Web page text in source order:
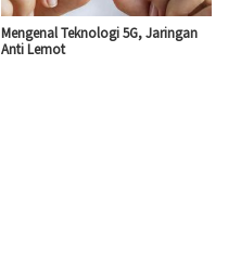
Mengenal Teknologi 5G, Jaringan
Anti Lemot